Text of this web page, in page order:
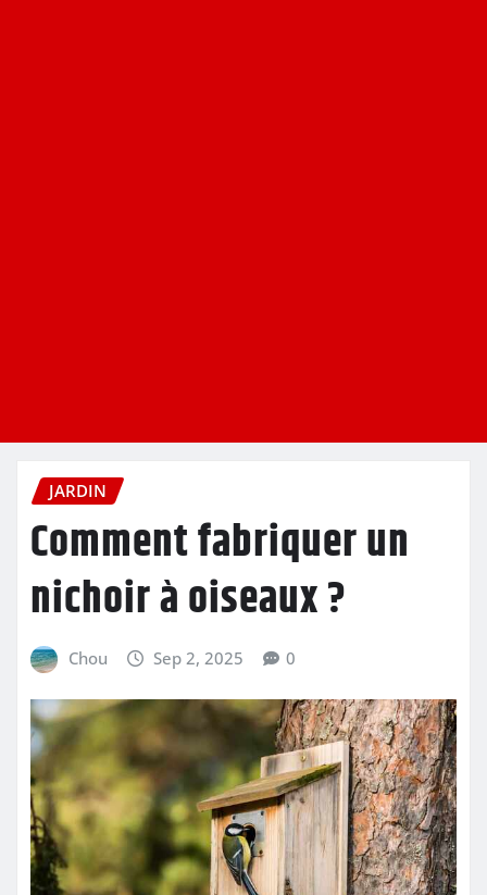
JARDIN
Comment fabriquer un
nichoir à oiseaux ?
Chou Sep 2, 2025 0